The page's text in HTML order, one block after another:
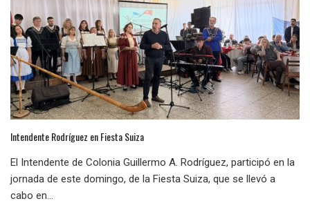
Intendente Rodríguez en Fiesta Suiza
El Intendente de Colonia Guillermo A. Rodríguez, participó en la
jornada de este domingo, de la Fiesta Suiza, que se llevó a
cabo en...